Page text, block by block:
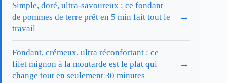
Simple, doré, ultra-savoureux : ce fondant
de pommes de terre prêt en 5 min fait tout le
travail
→
Fondant, crémeux, ultra réconfortant : ce
filet mignon à la moutarde est le plat qui
change tout en seulement 30 minutes
→